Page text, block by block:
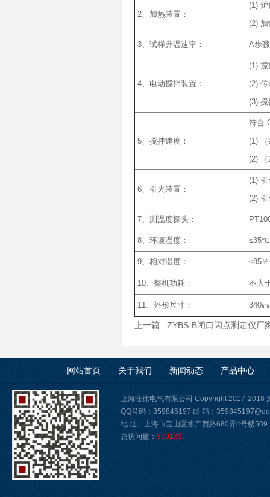
2、加热装置：
(1)
(2) 加
3、试样升温速率： A步
4、电动搅拌装置：
(1)
(2)
(3)
5、搅拌速度：
符合
(1)
(2)
6、引火装置：
(1)
(2)
7、测温度探头：
8、环境温度： ≤35℃
9、相对湿度： ≤85
10、整机功耗： 不大
11、外形尺寸： 340
上一篇 : ZYBS-B闭口闪点测定仪厂
网站首页 关于我们 新闻动态 产品中心
上海旺徐电气有限公司 Copyright 2017-2018
QQ号码：359845197 邮 箱：
地 址：上海市宝山区水产西路680弄4号楼509
总访问量： 379133